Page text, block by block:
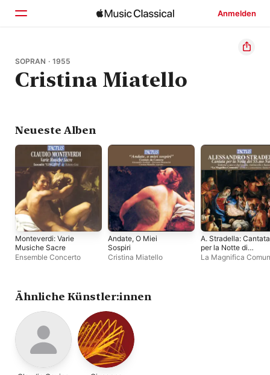
Anmelden
Startseite
Entdecken
SOPRAN · 1955
Cristina Miatello
Neueste Alben
Monteverdi: Varie
Musiche Sacre
Ensemble Concerto
Andate, O Miei
Sospiri
Cristina Miatello
A. Stradella: Cantata
per la Notte di
Natale
La Magnifica
Ähnliche Künstler:innen